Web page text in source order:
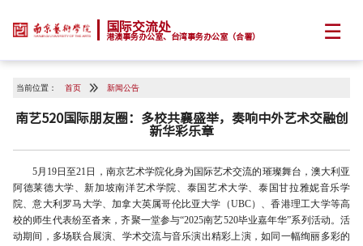
国际交流处
港澳事务办公室、台湾事务办公室（合署） ☰
当前位置： 首页 新闻公告
南艺520国际朋友圈：多校共襄盛举，奏响中外艺术交融创
新华彩乐章
5月19日至21日，南京艺术学院化身为国际艺术交流的璀璨舞台，澳大利亚
阿德莱德大学、新加坡南洋艺术学院、泰国艺术大学、泰国甘拉雅妮音乐学
院、意大利罗马大学、加拿大英属哥伦比亚大学（UBC）、香港理工大学等高
校的师生代表纷至沓来，齐聚一堂参与“2025南艺520毕业嘉年华”系列活动。活
动期间，多场联合展演、学术交流与音乐演出精彩上演，如同一幅绚丽多彩的